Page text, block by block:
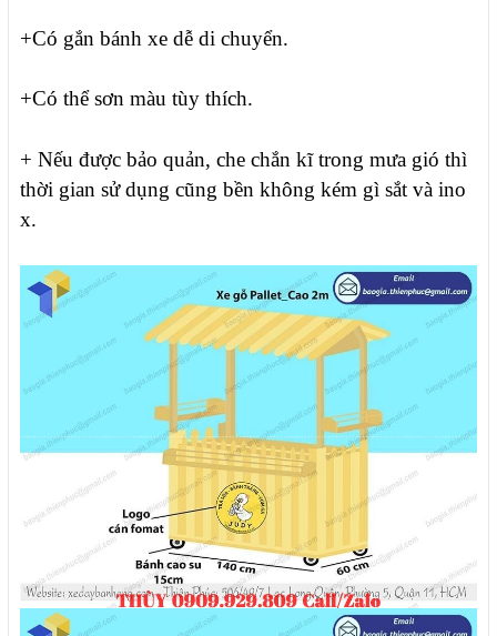
+Có gắn bánh xe dễ di chuyển.
+Có thể sơn màu tùy thích.
+ Nếu được bảo quản, che chắn kĩ trong mưa gió thì
thời gian sử dụng cũng bền không kém gì sắt và ino
x.